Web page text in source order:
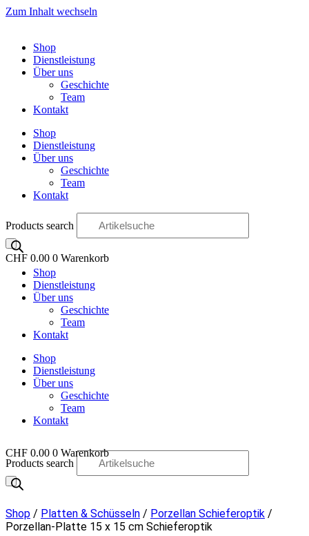
Zum Inhalt wechseln
Shop
Dienstleistung
Über uns
Geschichte
Team
Kontakt
Shop
Dienstleistung
Über uns
Geschichte
Team
Kontakt
Products search
CHF 0.00 0 Warenkorb
OO
Shop
Dienstleistung
Über uns
Geschichte
Team
Kontakt
Shop
Dienstleistung
Über uns
Geschichte
Team
Kontakt
CHF 0.00 0 Warenkorb
OO
Products search
Shop / Platten & Schüsseln / Porzellan Schieferoptik /
Porzellan-Platte 15 x 15 cm Schieferoptik